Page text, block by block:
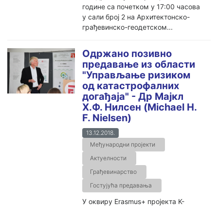
године са почетком у 17:00 часова
у сали број 2 на Архитектонско-
грађевинско-геодетском...
Одржано позивно
предавање из области
"Управљање ризиком
од катастрофалних
догађаја" - Др Мајкл
Х.Ф. Нилсен (Michael H.
F. Nielsen)
13.12.2018.
Међународни пројекти
Актуелности
Грађевинарство
Гостујућа предавања
У оквиру Erasmus+ пројекта K-